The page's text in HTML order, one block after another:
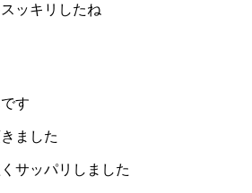
ッキリしたね
す
ました
サッパリしました